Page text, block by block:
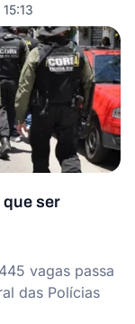
ser
vagas passa
das Polícias